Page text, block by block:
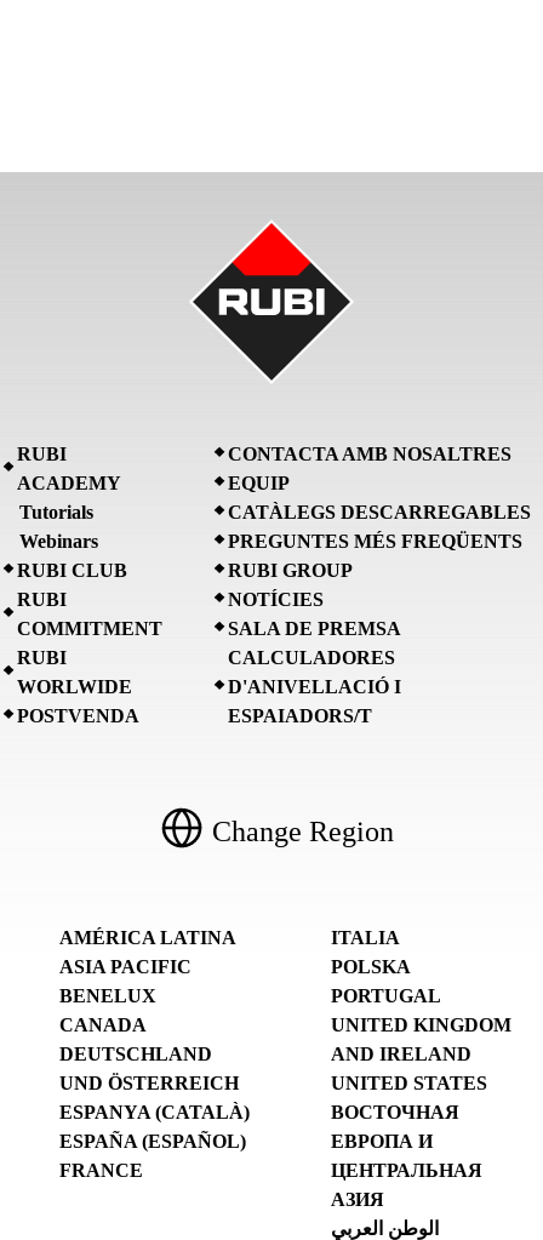
RUBI
ACADEMY
Tutorials
Webinars
RUBI CLUB
RUBI
COMMITMENT
RUBI
WORLWIDE
POSTVENDA
CONTACTA AMB NOSALTRES
EQUIP
CATÀLEGS DESCARREGABLES
PREGUNTES MÉS FREQÜENTS
RUBI GROUP
NOTÍCIES
SALA DE PREMSA
CALCULADORES
D'ANIVELLACIÓ I
ESPAIADORS/T
Change Region
AMÉRICA LATINA
ASIA PACIFIC
BENELUX
CANADA
DEUTSCHLAND
UND ÖSTERREICH
ESPANYA (CATALÀ)
ESPAÑA (ESPAÑOL)
FRANCE
ITALIA
POLSKA
PORTUGAL
UNITED KINGDOM
AND IRELAND
UNITED STATES
ВОСТОЧНАЯ
ЕВРОПА И
ЦЕНТРАЛЬНАЯ
АЗИЯ
الوطن العربي